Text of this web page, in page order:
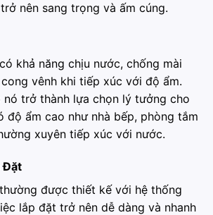
nên sang trọng và ấm cúng.
có khả năng chịu nước, chống mài
vênh khi tiếp xúc với độ ẩm.
nó trở thành lựa chọn lý tưởng cho
độ ẩm cao như nhà bếp, phòng tắm
xuyên tiếp xúc với nước.
Đặt
thường được thiết kế với hệ thống
lắp đặt trở nên dễ dàng và nhanh